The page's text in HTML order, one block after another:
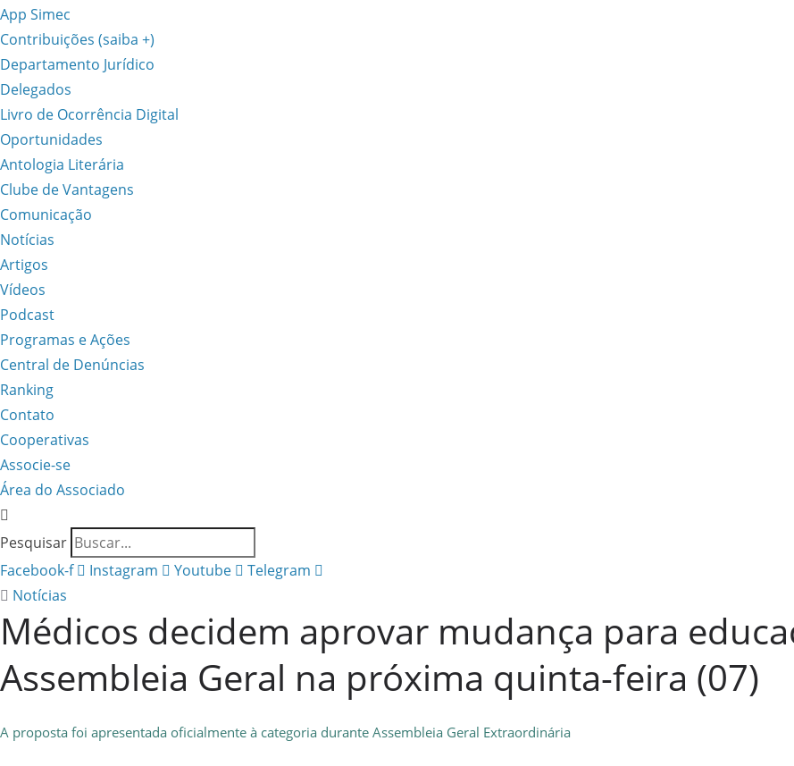
App Simec
Contribuições (saiba +)
Departamento Jurídico
Delegados
Livro de Ocorrência Digital
Oportunidades
Antologia Literária
Clube de Vantagens
Comunicação
Notícias
Artigos
Vídeos
Podcast
Programas e Ações
Central de Denúncias
Ranking
Contato
Cooperativas
Associe-se
Área do Associado
Pesquisar
Facebook-f
Instagram Youtube
Telegram
Notícias
Médicos decidem aprovar mudança para
Assembleia Geral na próxima quinta-feira (07)
A proposta foi apresentada oficialmente à categoria durante Assembleia Geral Extraordinária